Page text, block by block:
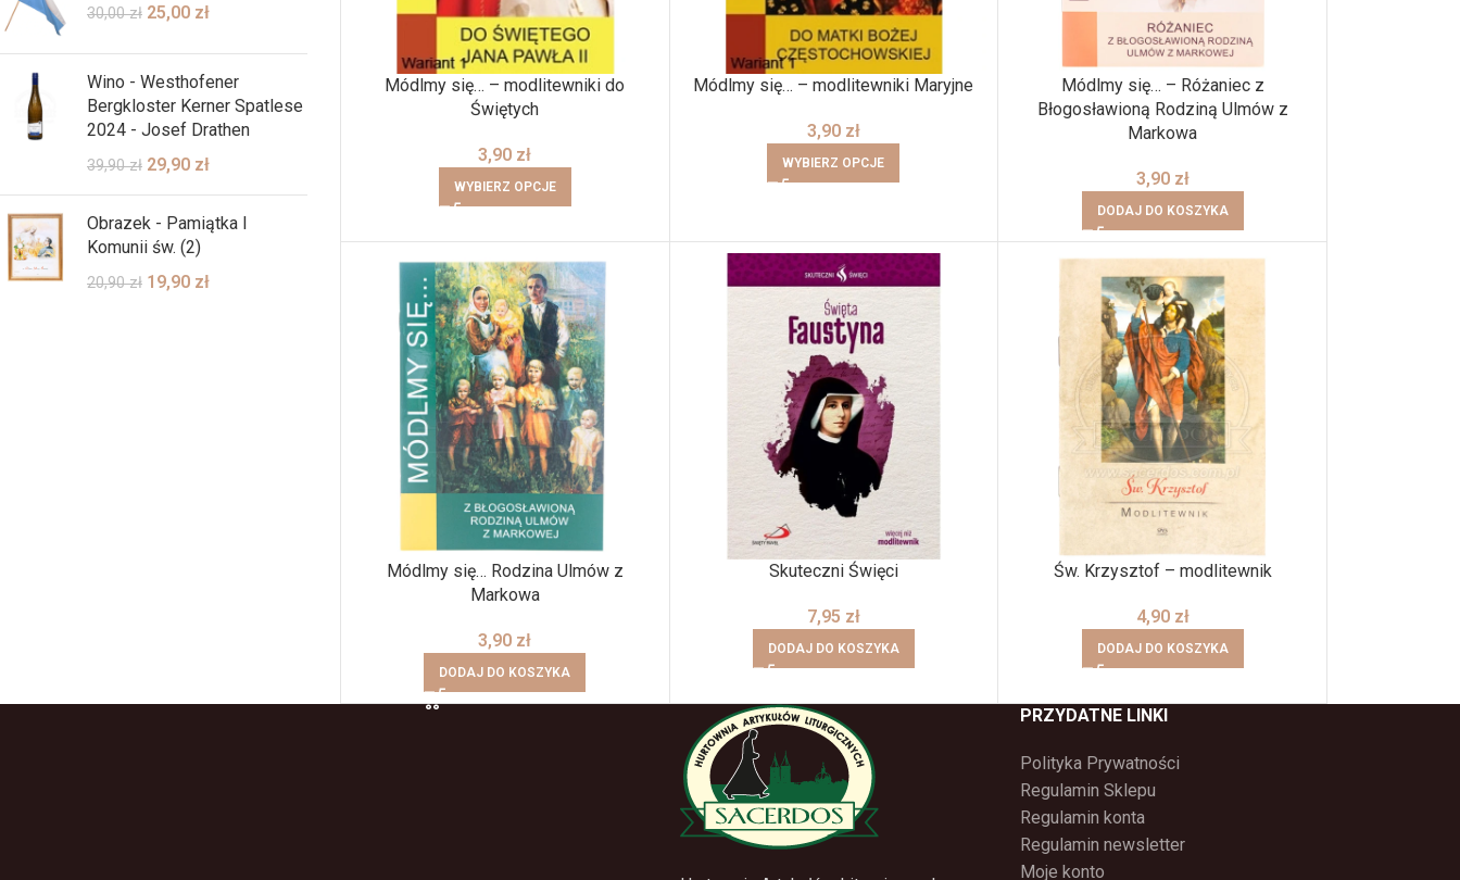
30,00zł 25,00 zł
Wino - Westhofener
Bergkloster Kerner Spatlese
2024 - Josef Drathen
39,90zł 29,90 zł
Obrazek - Pamiątka I
Komunii św. (2)
20,90zł 19,90 zł
Módlmy się… – modlitewniki do
Świętych
3,90 zł
WYBIERZ OPCJE
Módlmy się… – modlitewniki Maryjne
3,90 zł
WYBIERZ OPCJE
Módlmy się… – Różaniec z
Błogosławioną Rodziną Ulmów z
Markowa
3,90 zł
DODAJ DO KOSZYKA
Módlmy się… Rodzina Ulmów z
Markowa
3,90 zł
DODAJ DO KOSZYKA
Skuteczni Święci
7,95 zł
DODAJ DO KOSZYKA
Św. Krzysztof – modlitewnik
4,90 zł
DODAJ DO KOSZYKA
PRZYDATNE LINKI
Polityka Prywatności
Regulamin Sklepu
Regulamin konta
Regulamin newsletter
Moje konto